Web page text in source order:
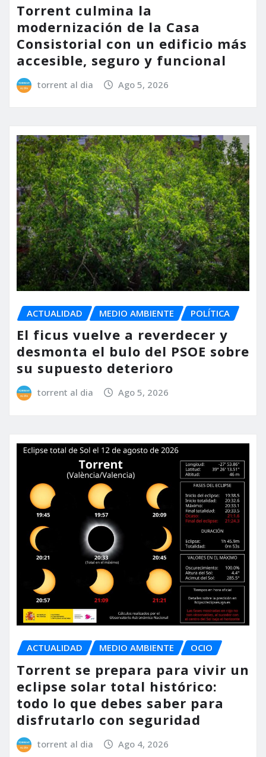
Torrent culmina la
modernización de la Casa
Consistorial con un edificio más
accesible, seguro y funcional
torrent al dia Ago 5, 2026
ACTUALIDAD MEDIO AMBIENTE POLÍTICA
El ficus vuelve a reverdecer y
desmonta el bulo del PSOE sobre
su supuesto deterioro
torrent al dia Ago 5, 2026
ACTUALIDAD MEDIO AMBIENTE OCIO
Torrent se prepara para vivir un
eclipse solar total histórico:
todo lo que debes saber para
disfrutarlo con seguridad
torrent al dia Ago 4, 2026